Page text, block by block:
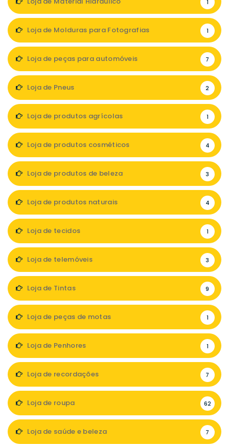
1
Loja de Molduras para Fotografias 1
Loja de peças para automóveis 7
Loja de Pneus 2
Loja de produtos agrícolas 1
Loja de produtos cosméticos 4
Loja de produtos de beleza 3
Loja de produtos naturais 4
Loja de tecidos 1
Loja de telemóveis 3
Loja de Tintas 9
Loja de peças de motas 1
Loja de Penhores 1
Loja de recordações 7
Loja de roupa 62
Loja de saúde e beleza 7